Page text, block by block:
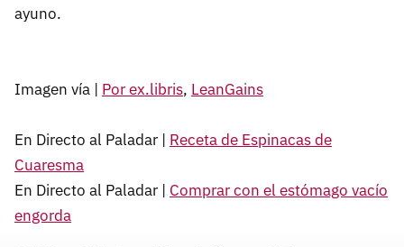
ayuno.
Imagen vía | Por ex.libris, LeanGains
En Directo al Paladar | Receta de Espinacas de
Cuaresma
En Directo al Paladar | Comprar con el estómago vacío
engorda